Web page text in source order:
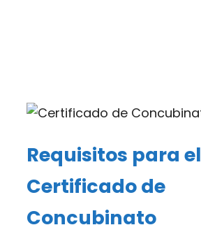
Requisitos para el
Certificado de
Concubinato